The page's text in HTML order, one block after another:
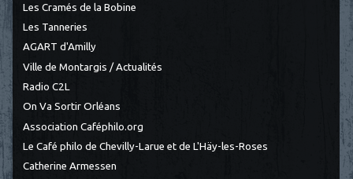
Les Cramés de la Bobine
Les Tanneries
AGART d'Amilly
Ville de Montargis / Actualités
Radio C2L
On Va Sortir Orléans
Association Caféphilo.org
Le Café philo de Chevilly-Larue et de L'Häy-les-Roses
Catherine Armessen